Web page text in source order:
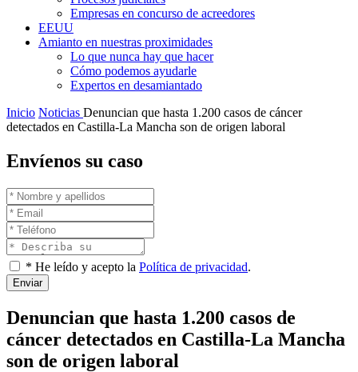
Empresas en concurso de acreedores
EEUU
Amianto en nuestras proximidades
Lo que nunca hay que hacer
Cómo podemos ayudarle
Expertos en desamiantado
Inicio Noticias Denuncian que hasta 1.200 casos de cáncer
detectados en Castilla-La Mancha son de origen laboral
Envíenos su caso
* He leído y acepto la Política de privacidad.
Enviar
Denuncian que hasta 1.200 casos de
cáncer detectados en Castilla-La Mancha
son de origen laboral